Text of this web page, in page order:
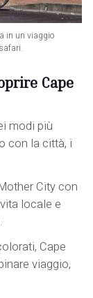
in un viaggio
Cape
modi più
con la città, i
City con
locale e
Cape
viaggio,